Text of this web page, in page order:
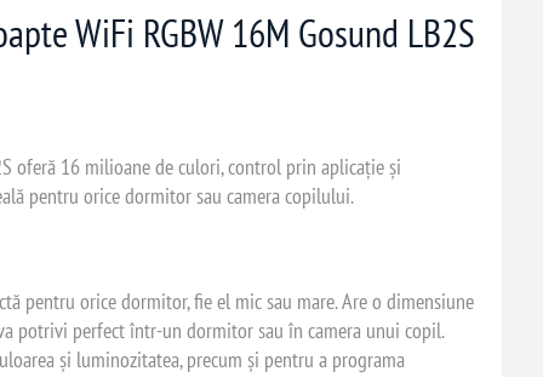
WiFi RGBW 16M Gosund LB2S
oferă 16 milioane de culori, control prin aplicație și
pentru orice dormitor sau camera copilului.
pentru orice dormitor, fie el mic sau mare. Are o dimensiune
potrivi perfect într-un dormitor sau în camera unui copil.
și luminozitatea, precum și pentru a programa